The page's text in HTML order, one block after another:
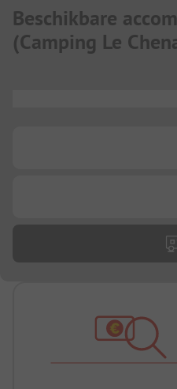
Beschikbare
(Camping Le